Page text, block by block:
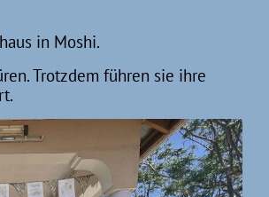
in Moshi.
Trotzdem führen sie ihre